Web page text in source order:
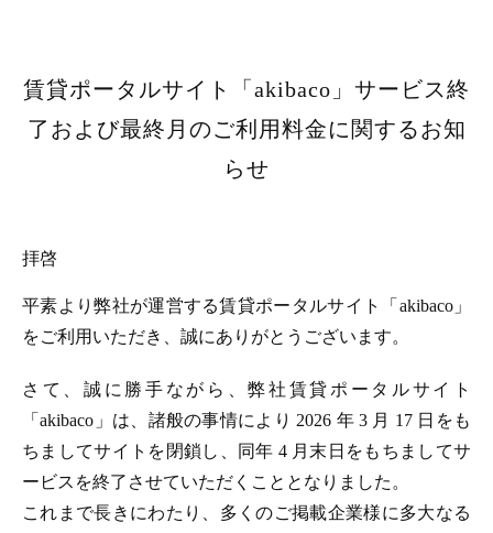
賃貸ポータルサイト「akibaco」サービス終
了および最終月のご利用料金に関するお知
らせ
拝啓
平素より弊社が運営する賃貸ポータルサイト「akibaco」
をご利用いただき、誠にありがとうございます。
さて、誠に勝手ながら、弊社賃貸ポータルサイト
「akibaco」は、諸般の事情により 2026 年 3 月 17 日をも
ちましてサイトを閉鎖し、同年 4 月末日をもちましてサ
ービスを終了させていただくこととなりました。
これまで長きにわたり、多くのご掲載企業様に多大なる